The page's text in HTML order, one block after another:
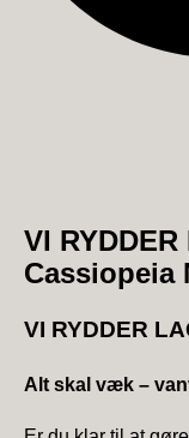
VI
Cassiopeia
VI RYDDER
Alt skal væk –